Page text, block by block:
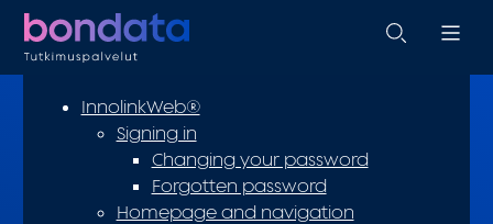
InnolinkWeb®
Signing in
Changing your password
Forgotten password
Homepage and navigation